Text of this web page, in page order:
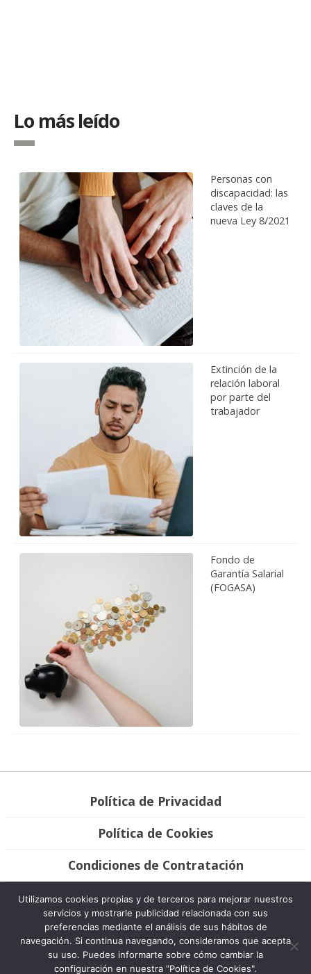
Lo más leído
Personas con
discapacidad: las
claves de la
nueva Ley 8/2021
Extinción de la
relación laboral
por parte del
trabajador
Fondo de
Garantía Salarial
(FOGASA)
Política de Privacidad
Política de Cookies
Condiciones de Contratación
Únete
Bravo Advocats, 2007-2020. Todos los derechos reservados. Desarrollo
Plátano Comunicación & Marketing.
Utilizamos cookies propias y de terceros para mejorar nuestros
servicios y mostrarle publicidad relacionada con sus
preferencias mediante el análisis de sus hábitos de
navegación. Si continua navegando, consideramos que acepta
su uso. Puedes informarte sobre cómo cambiar la
configuración en nuestra "Política de Cookies".